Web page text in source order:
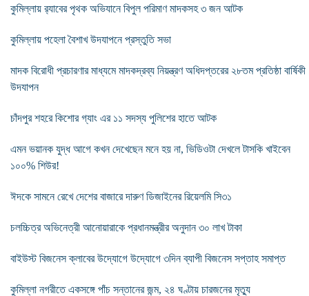
কুমিল্লায় র‌্যাবের পৃথক অভিযানে বিপুল পরিমাণ মাদকসহ ৩ জন আটক
কুমিল্লায় পহেলা বৈশাখ উদযাপনে প্রস্তুতি সভা
মাদক বিরোধী প্রচারণার মাধ্যমে মাদকদ্রব্য নিয়ন্ত্রণ অধিদপ্তরের ২৮তম প্রতিষ্ঠা বার্ষিকী
উদযাপন
চাঁদপুর শহরে কিশোর গ্যাং এর ১১ সদস্য পুলিশের হাতে আটক
এমন ভয়ানক যুদ্ধ আগে কখন দেখেছেন মনে হয় না, ভিডিওটা দেখলে টাসকি খাইবেন
১০০% শিউর!
ঈদকে সামনে রেখে দেশের বাজারে দারুণ ডিজাইনের রিয়েলমি সি৩১
চলচ্চিত্র অভিনেত্রী আনোয়ারাকে প্রধানমন্ত্রীর অনুদান ৩০ লাখ টাকা
বাইউস্ট বিজনেস ক্লাবের উদ্যোগে উদ্যোগে ৩দিন ব্যাপী বিজনেস সপ্তাহ সমাপ্ত
কুমিল্লা নগরীতে একসঙ্গে পাঁচ সন্তানের জন্ম, ২৪ ঘণ্টায় চারজনের মৃত্যু